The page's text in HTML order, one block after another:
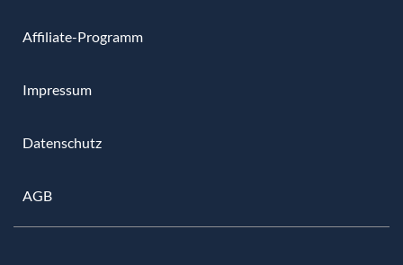
Affiliate-Programm
Impressum
Datenschutz
AGB